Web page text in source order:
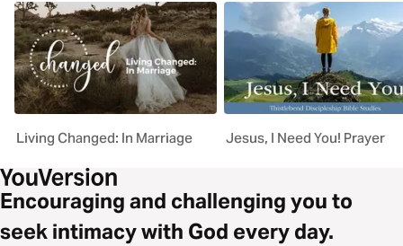
Living Changed: In Marriage Jesus, I Need You! Prayer
Encouraging and challenging you to
seek intimacy with God every day.